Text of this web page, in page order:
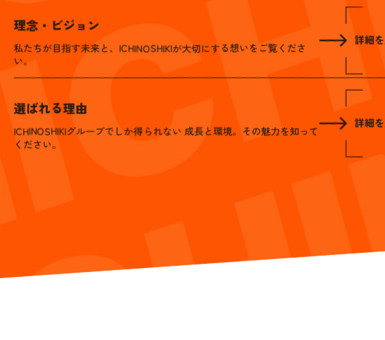
理念・ビジョン
私たちが目指す未来と、 ICHINOSHIKIが大切にする想いをご覧くださ
い。
選ばれる理由
ICHINOSHIKIグループでしか得られない 成長と環境。その魅力を知って
ください。